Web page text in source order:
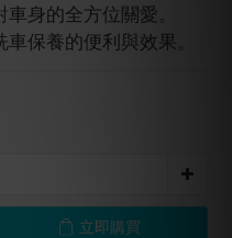
身的全方位關愛。
保養的便利與效果。
立即購買